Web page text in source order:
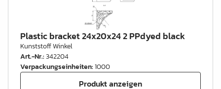
Plastic bracket 24x20x24 2 PPdyed black
Kunststoff Winkel
Art.-Nr.:342204
Verpackungseinheiten:1000
Produkt anzeigen